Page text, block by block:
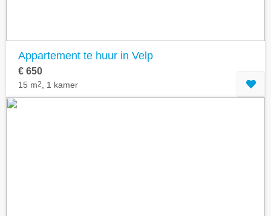
Appartement te huur in Velp
€ 650
15 m2 , 1 kamer